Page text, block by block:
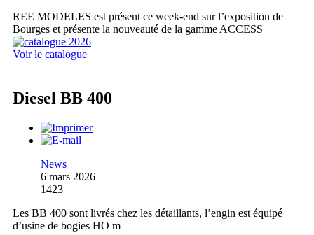
REE MODELES est présent ce week-end sur l’exposition de
Bourges et présente la nouveauté de la gamme ACCESS
Voir le catalogue
Diesel BB 400
News
6 mars 2026
1423
Les BB 400 sont livrés chez les détaillants, l’engin est équipé
d’usine de bogies HO m